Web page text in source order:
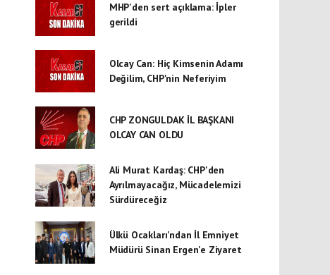
MHP'den sert açıklama: İpler
gerildi
Olcay Can: Hiç Kimsenin Adamı
Değilim, CHP'nin Neferiyim
CHP ZONGULDAK İL BAŞKANI
OLCAY CAN OLDU
Ali Murat Kardaş: CHP'den
Ayrılmayacağız, Mücadelemizi
Sürdüreceğiz
Ülkü Ocakları'ndan İl Emniyet
Müdürü Sinan Ergen'e Ziyaret